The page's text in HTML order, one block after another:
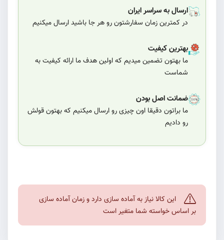
ارسال به سراسر ایران
در کمترین زمان سفارشتون رو هر جا باشید ارسال میکنیم
بهترین کیفیت
ما بهتون تضمین میدیم که اولین هدف ما ارائه کیفیت به
شماست
ضمانت اصل بودن
ما براتون دقیقا اون چیزی رو ارسال میکنیم که بهتون قولش
رو دادیم
این کالا نیاز به آماده سازی دارد و زمان آماده سازی
بر اساس خواسته شما متغیر است